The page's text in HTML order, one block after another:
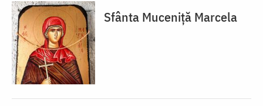
Sfânta Muceniță Marcela